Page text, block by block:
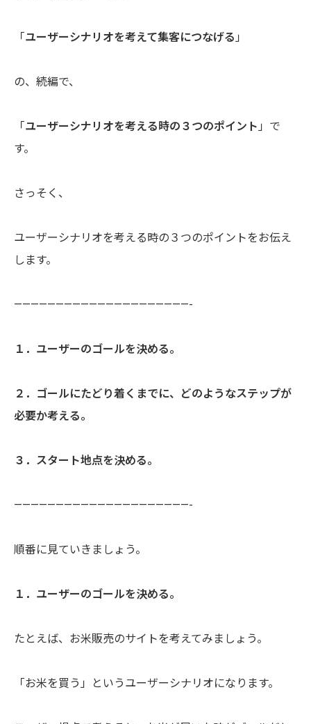
「ユーザーシナリオを考えて集客につなげる 」
の、続編で、
「ユーザーシナリオを考える時の３つのポイント 」で
す。
さっそく、
ユーザーシナリオを考える時の３つのポイントをお伝え
します。
—————————————————————-
１．ユーザーのゴールを決める。
２．ゴールにたどり着くまでに、どのようなステップが
必要か考える。
３．スタート地点を決める。
—————————————————————-
順番に見ていきましょう。
１．ユーザーのゴールを決める。
たとえば、お米販売のサイトを考えてみましょう。
「お米を買う」というユーザーシナリオになります。